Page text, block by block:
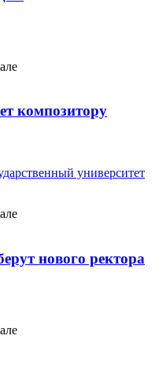
композитору
университет
нового ректора